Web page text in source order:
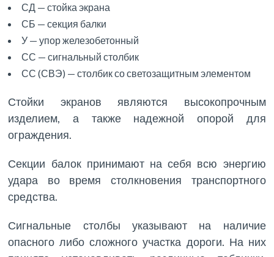
СД — стойка экрана
СБ — секция балки
У — упор железобетонный
СС — сигнальный столбик
СС (СВЭ) — столбик со светозащитным элементом
Стойки экранов являются высокопрочным
изделием, а также надежной опорой для
ограждения.
Секции балок принимают на себя всю энергию
удара во время столкновения транспортного
средства.
Сигнальные столбы указывают на наличие
опасного либо сложного участка дороги. На них